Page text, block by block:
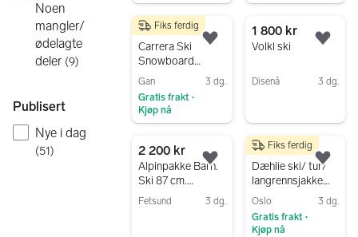
Noen
mangler/
ødelagte
deler (9)
Publisert
Nye i dag
(51)
99 kr
Carrera Ski
Snowboard
Brilleglass
Gan
3 dg.
Gratis frakt •
Kjøp nå
Fiks ferdig
Legg til som favoritt.
1 800 kr
Volkl ski
Disenå 3 dg.
2 200 kr
Alpinpakke Barn.
Ski 87 cm.
Alpinstøvler 20.0-
Fetsund 3 dg.
Legg til som favoritt.
150 kr
Dæhlie ski/ tur/
langrennsjakke
str. S
Oslo
3 dg.
Gratis frakt •
Kjøp nå
Fiks ferdig